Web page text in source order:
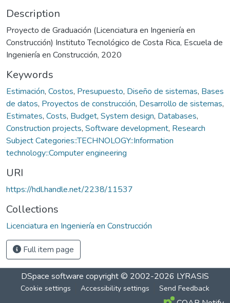
Description
Proyecto de Graduación (Licenciatura en Ingeniería en
Construcción) Instituto Tecnológico de Costa Rica, Escuela de
Ingeniería en Construcción, 2020
Keywords
Estimación, Costos, Presupuesto, Diseño de sistemas, Bases
de datos, Proyectos de construcción, Desarrollo de sistemas,
Estimates, Costs, Budget, System design, Databases,
Construction projects, Software development, Research
Subject Categories::TECHNOLOGY::Information
technology::Computer engineering
URI
https://hdl.handle.net/2238/11537
Collections
Licenciatura en Ingeniería en Construcción
Full item page
DSpace software copyright © 2002-2026 LYRASIS
Cookie settings Accessibility settings Send Feedback